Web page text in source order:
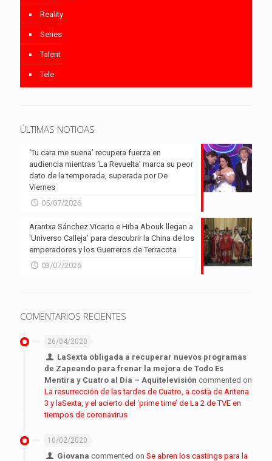
Reality
Series
Talent
Tele
ÚLTIMAS NOTICIAS
‘Tu cara me suena’ recupera fuerza en
audiencia mientras ‘La Revuelta’ marca su peor
dato de la temporada, superada por De
Viernes
05/07/2026
Arantxa Sánchez Vicario e Hiba Abouk llegan a
‘Universo Calleja’ para descubrir la China de los
emperadores y los Guerreros de Terracota
03/07/2026
COMENTARIOS RECIENTES
26/04/2020
LaSexta obligada a recuperar nuevos programas
de Zapeando para frenar la mejora de Todo Es
Mentira y Cuatro al Día – Aquitelevisión commented on
La resurrección de las tardes de Cuatro, a costa de Antena
3 y laSexta, y el acierto del ‘prime time’ de La 2 de TVE en
tiempos de coronavirus
10/02/2020
Giovana commented onSe abren los castings para la